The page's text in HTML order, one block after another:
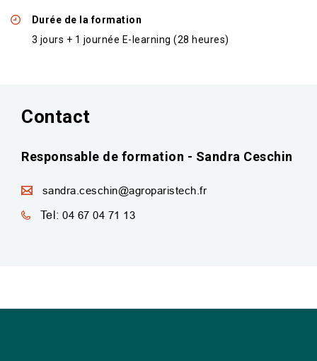
Durée de la formation
3 jours + 1 journée E-learning (28 heures)
Contact
Responsable de formation - Sandra Ceschin
sandra.ceschin@agroparistech.fr
Tel: 04 67 04 71 13